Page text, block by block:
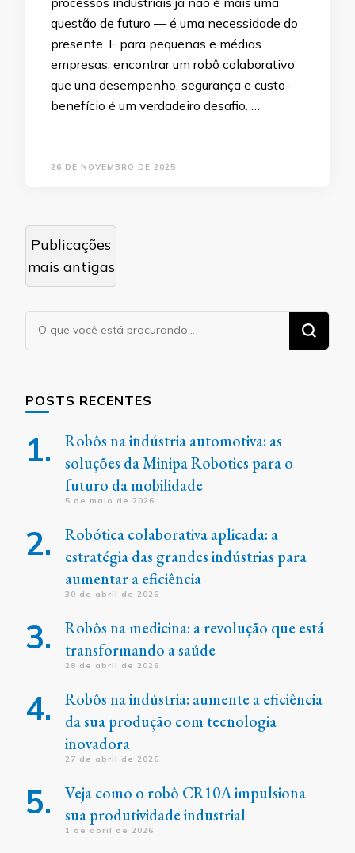
questão de futuro — é uma necessidade do
presente. E para pequenas e médias
empresas, encontrar um robô colaborativo
que una desempenho, segurança e custo-
benefício é um verdadeiro desafio. …
26 DE NOVEMBRO DE 2025
Navegação
por
posts
Publicações
mais antigas
Procurando
algo?
POSTS RECENTES
Robôs na indústria automotiva: as
soluções da Minipa Robotics para o
futuro da mobilidade
5 de maio de 2026
Robótica colaborativa aplicada: a
estratégia das grandes indústrias para
aumentar a eficiência
30 de abril de 2026
Robôs na medicina: a revolução que está
transformando a saúde
28 de abril de 2026
Robôs na indústria: aumente a eficiência
da sua produção com tecnologia
inovadora
27 de abril de 2026
Veja como o robô CR10A impulsiona
sua produtividade industrial
1 de abril de 2026